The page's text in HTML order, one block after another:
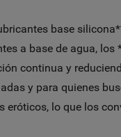
base
a base de agua,
continua y
y para quienes
eróticos, lo que los